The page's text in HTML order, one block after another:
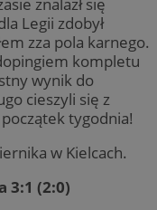
Legii zdobył
zza pola karnego.
kompletu
wynik do
cieszyli się z
tygodnia!
w Kielcach.
3:1 (2:0)